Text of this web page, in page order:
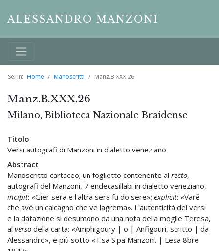
ALESSANDRO MANZONI
Sei in: Home Manoscritti Manz.B.XXX.26
Manz.B.XXX.26
Milano, Biblioteca Nazionale Braidense
Titolo
Versi autografi di Manzoni in dialetto veneziano
Abstract
Manoscritto cartaceo; un foglietto contenente al recto,
autografi del Manzoni, 7 endecasillabi in dialetto veneziano,
incipit: «Gier sera e l'altra sera fu do sere»; explicit: «Varé
che avé un calcagno che ve lagrema». L'autenticità dei versi
e la datazione si desumono da una nota della moglie Teresa,
al verso della carta: «Amphigoury | o | Anfigouri, scritto | da
Alessandro», e più sotto «T.sa S.pa Manzoni. | Lesa 8bre